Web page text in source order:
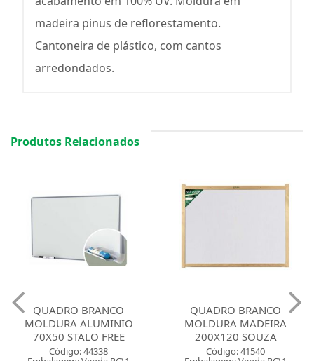
madeira pinus de reflorestamento.
Cantoneira de plástico, com cantos
arredondados.
Produtos Relacionados
QUADRO BRANCO
MOLDURA ALUMINIO
70X50 STALO FREE
Código: 44338
QUADRO BRANCO
MOLDURA MADEIRA
200X120 SOUZA
Código: 41540